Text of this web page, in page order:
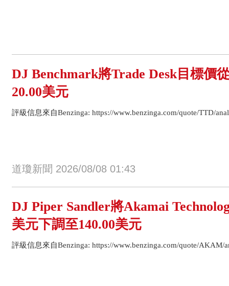
DJ Benchmark將Trade Desk目標價
20.00美元
評級信息來自Benzinga: https://www.benzinga.com/quote/TTD/
道瓊新聞 2026/08/08 01:43
DJ Piper Sandler將Akamai
美元下調至140.00美元
評級信息來自Benzinga: https://www.benzinga.com/quote/AKAM/